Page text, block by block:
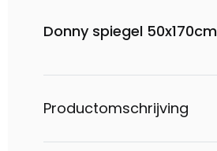
Donny spiegel 50x170cm
Productomschrijving